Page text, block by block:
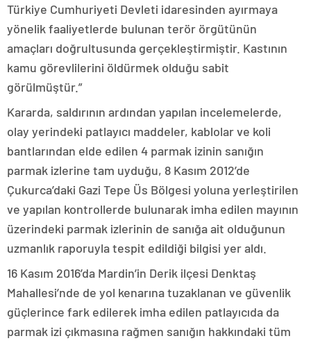
Türkiye Cumhuriyeti Devleti idaresinden ayırmaya
yönelik faaliyetlerde bulunan terör örgütünün
amaçları doğrultusunda gerçekleştirmiştir. Kastının
kamu görevlilerini öldürmek olduğu sabit
görülmüştür.”
Kararda, saldırının ardından yapılan incelemelerde,
olay yerindeki patlayıcı maddeler, kablolar ve koli
bantlarından elde edilen 4 parmak izinin sanığın
parmak izlerine tam uyduğu, 8 Kasım 2012’de
Çukurca’daki Gazi Tepe Üs Bölgesi yoluna yerleştirilen
ve yapılan kontrollerde bulunarak imha edilen mayının
üzerindeki parmak izlerinin de sanığa ait olduğunun
uzmanlık raporuyla tespit edildiği bilgisi yer aldı.
16 Kasım 2016’da Mardin’in Derik ilçesi Denktaş
Mahallesi’nde de yol kenarına tuzaklanan ve güvenlik
güçlerince fark edilerek imha edilen patlayıcıda da
parmak izi çıkmasına rağmen sanığın hakkındaki tüm